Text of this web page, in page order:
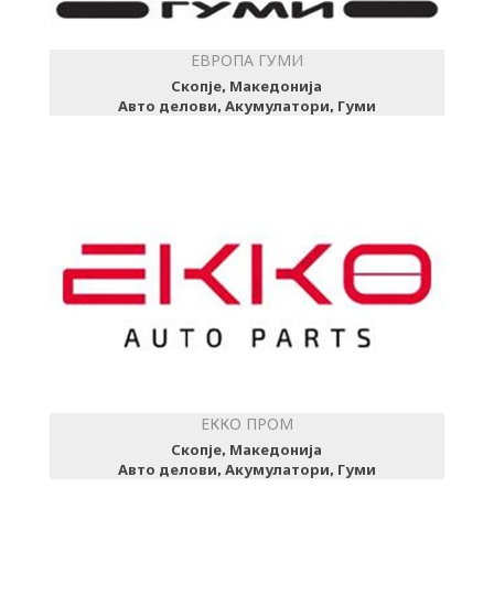
ЕВРОПА ГУМИ
Скопје, Македонија
Авто делови, Акумулатори, Гуми
ЕККО ПРОМ
Скопје, Македонија
Авто делови, Акумулатори, Гуми